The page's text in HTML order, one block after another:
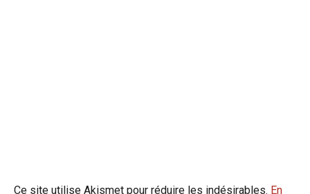
Ce site utilise Akismet pour réduire les indésirables. En